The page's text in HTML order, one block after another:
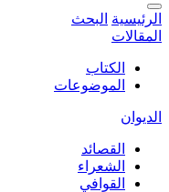
الرئيسية البحث
المقالات
الكتاب
الموضوعات
الديوان
القصائد
الشعراء
القوافي